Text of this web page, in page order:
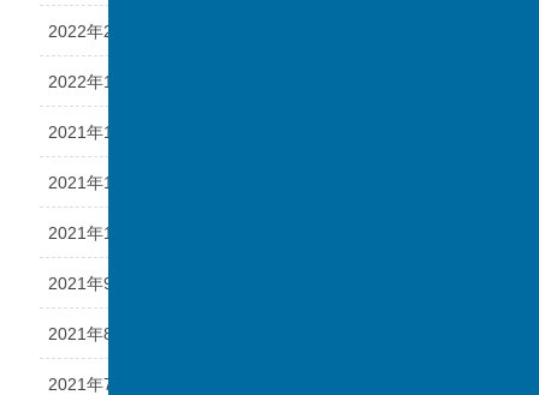
2022年2月
2022年1月
2021年12月
2021年11月
2021年10月
2021年9月
2021年8月
2021年7月